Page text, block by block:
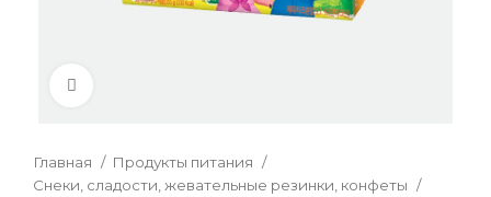
Главная
Продукты питания
Снеки, сладости, жевательные резинки, конфеты